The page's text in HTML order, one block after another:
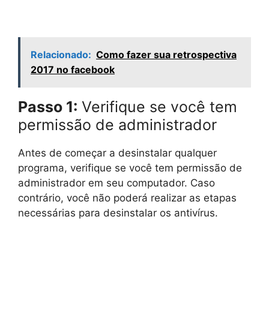
Relacionado: Como fazer sua retrospectiva
2017 no facebook
Passo 1: Verifique se você tem
permissão de administrador
Antes de começar a desinstalar qualquer
programa, verifique se você tem permissão de
administrador em seu computador. Caso
contrário, você não poderá realizar as etapas
necessárias para desinstalar os antivírus.